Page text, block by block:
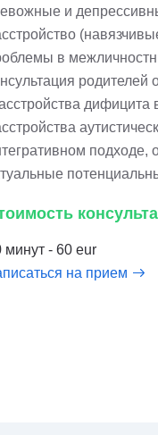
и
в
дифицита
подходе,
минут - 60 eur
на прием